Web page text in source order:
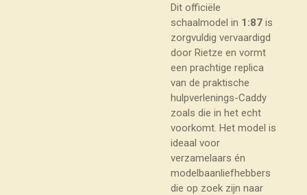
Dit officiële
schaalmodel in 1:87 is
zorgvuldig vervaardigd
door Rietze en vormt
een prachtige replica
van de praktische
hulpverlenings-Caddy
zoals die in het echt
voorkomt. Het model is
ideaal voor
verzamelaars én
modelbaanliefhebbers
die op zoek zijn naar